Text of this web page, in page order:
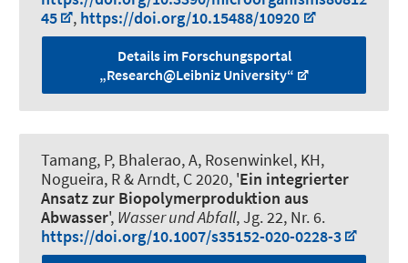
45
, https://doi.org/10.15488/10920
Details im Forschungsportal
„Research@Leibniz University“
Tamang, P, Bhalerao, A, Rosenwinkel, KH,
Nogueira, R& Arndt, C 2020, 'Ein integrierter
Ansatz zur Biopolymerproduktion aus
Abwasser', Wasser und Abfall, Jg. 22, Nr. 6.
https://doi.org/10.1007/s35152-020-0228-3